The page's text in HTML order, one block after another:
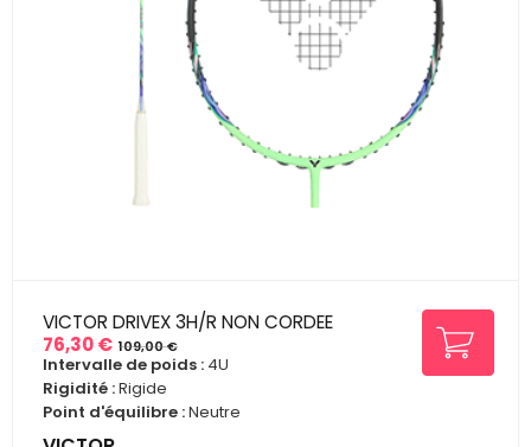
VICTOR DRIVEX 3H/R NON CORDEE
Prix
76,30 €
Prix
de
base
109,00 €
Intervalle de poids : 4U
Rigidité :Rigide
Point d'équilibre :Neutre